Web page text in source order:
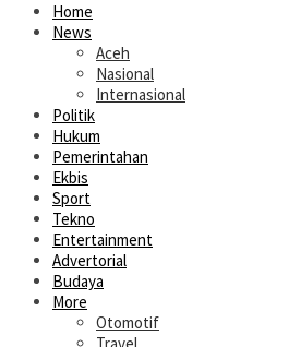
Home
News
Aceh
Nasional
Internasional
Politik
Hukum
Pemerintahan
Ekbis
Sport
Tekno
Entertainment
Advertorial
Budaya
More
Otomotif